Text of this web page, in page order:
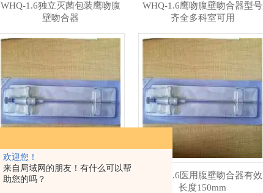
欢迎您！
来自局域网的朋友！有什么可以帮
助您的吗？
WHQ-1.6独立灭菌包装​鹰吻腹
壁吻合器
WHQ-1.6鹰吻腹壁吻合器型号
齐全多科室可用
WHQ-1.6顿头尖头1.6mm腹壁吻
WHQ-1.6医用腹壁吻合器有效
长度150mm